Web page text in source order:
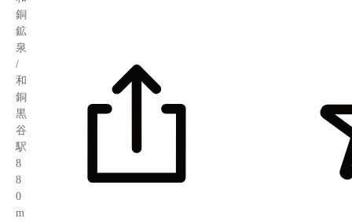
銅
鉱
泉
/
和
銅
黒
谷
駅
8
8
0
m